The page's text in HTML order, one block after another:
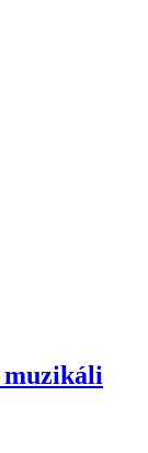
muzikáli